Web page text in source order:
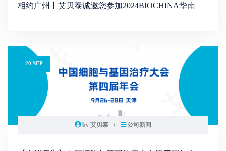
相约广州丨艾贝泰诚邀您参加2024BIOCHINA华南
20 SEP
by 艾贝泰 公司新闻